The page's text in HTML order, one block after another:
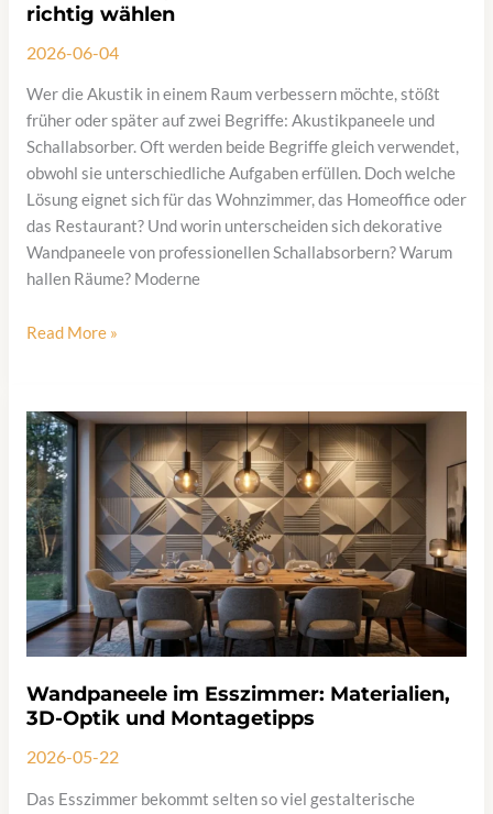
richtig wählen
2026-06-04
Wer die Akustik in einem Raum verbessern möchte, stößt
früher oder später auf zwei Begriffe: Akustikpaneele und
Schallabsorber. Oft werden beide Begriffe gleich verwendet,
obwohl sie unterschiedliche Aufgaben erfüllen. Doch welche
Lösung eignet sich für das Wohnzimmer, das Homeoffice oder
das Restaurant? Und worin unterscheiden sich dekorative
Wandpaneele von professionellen Schallabsorbern? Warum
hallen Räume? Moderne
Akustikpaneele
Unterschiede,
Einsatzbereiche
und
wie
SIe
richtig
wählen
Read More »
Wandpaneele im Esszimmer: Materialien,
3D-Optik und Montagetipps
2026-05-22
Das Esszimmer bekommt selten so viel gestalterische